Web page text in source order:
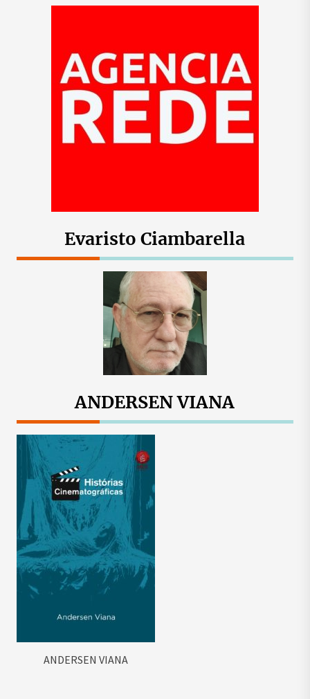
Evaristo Ciambarella
ANDERSEN VIANA
ANDERSEN VIANA